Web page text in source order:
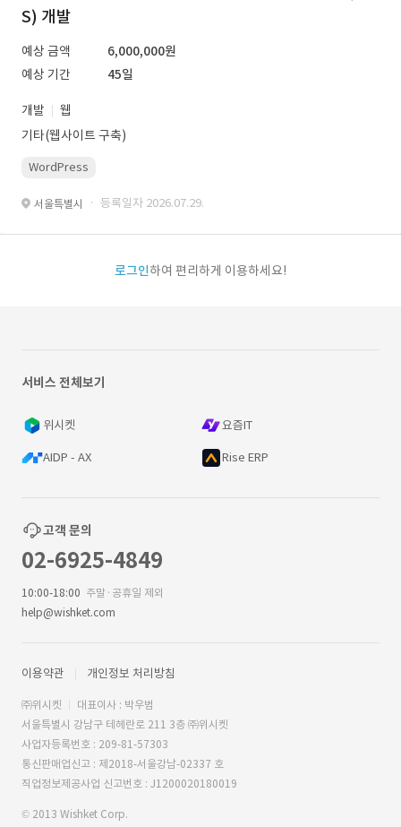
S) 개발
예상 금액
6,000,000원
예상 기간
45일
개발
웹
기타(웹사이트 구축)
WordPress
서울특별시 · 등록일자 2026.07.29.
로그인하여 편리하게 이용하세요!
서비스 전체보기
위시켓 요즘IT
AIDP - AX Rise ERP
고객 문의
02-6925-4849
10:00-18:00 주말·공휴일 제외
help@wishket.com
이용약관 개인정보 처리방침
㈜위시켓
대표이사 : 박우범
서울특별시 강남구 테헤란로 211 3층 ㈜위시켓
사업자등록번호 : 209-81-57303
통신판매업신고 : 제2018-서울강남-02337 호
직업정보제공사업 신고번호 : J1200020180019
© 2013 Wishket Corp.